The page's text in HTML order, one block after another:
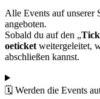
Alle Events auf unserer
angeboten.
Sobald du auf den „
oeticketweitergeleitet,
abschließen kannst.
🗓️ Werden die Events